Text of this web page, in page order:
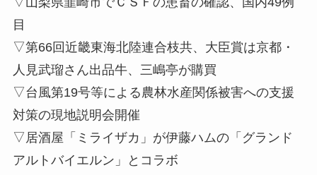
目
▽第66回近畿東海北陸連合枝共、大臣賞は京都・
人見武瑠さん出品牛、三嶋亭が購買
▽台風第19号等による農林水産関係被害への支援
対策の現地説明会開催
▽居酒屋「ミライザカ」が伊藤ハムの「グランド
アルトバイエルン」とコラボ